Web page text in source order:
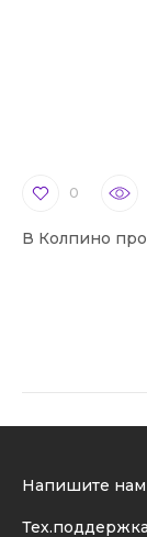
0
В Колпино
Напишите нам